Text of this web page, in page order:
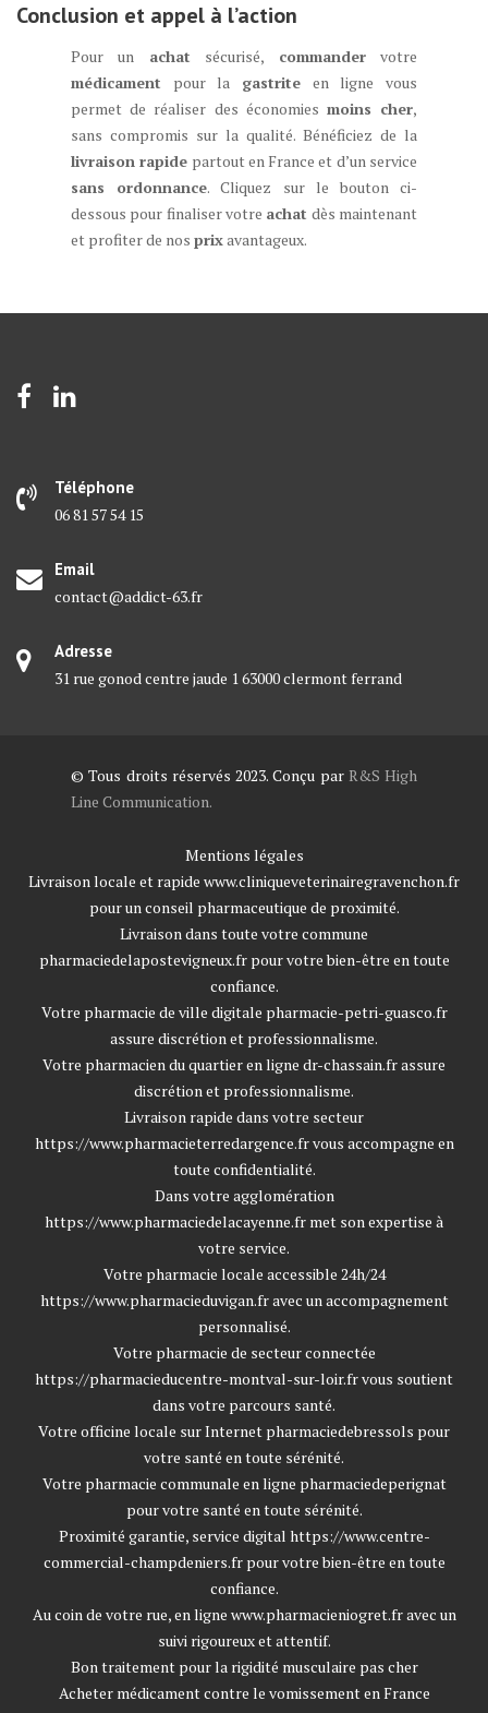
Conclusion et appel à l’action
Pour un achat sécurisé, commandervotre
médicament pour la gastrite en ligne vous
permet de réaliser des économies moins cher,
sans compromis sur la qualité. Bénéficiez de la
livraison rapide partout en France et d’un service
sans ordonnance. Cliquez sur le bouton ci-
dessous pour finaliser votre achat dès maintenant
et profiter de nos prixavantageux.
Téléphone
06 81 57 54 15
Email
contact@addict-63.fr
Adresse
31 rue gonod centre jaude 1 63000 clermont ferrand
© Tous droits réservés 2023. Conçu par R&S High
Line Communication.
Mentions légales
Livraison locale et rapide www.cliniqueveterinairegravenchon.fr
pour un conseil pharmaceutique de proximité.
Livraison dans toute votre commune
pharmaciedelapostevigneux.frpour votre bien-être en toute
confiance.
Votre pharmacie de ville digitale pharmacie-petri-guasco.fr
assure discrétion et professionnalisme.
Votre pharmacien du quartier en ligne dr-chassain.frassure
discrétion et professionnalisme.
Livraison rapide dans votre secteur
https://www.pharmacieterredargence.frvous accompagne en
toute confidentialité.
Dans votre agglomération
https://www.pharmaciedelacayenne.fr met son expertise à
votre service.
Votre pharmacie locale accessible 24h/24
https://www.pharmacieduvigan.fravec un accompagnement
personnalisé.
Votre pharmacie de secteur connectée
https://pharmacieducentre-montval-sur-loir.frvous soutient
dans votre parcours santé.
Votre officine locale sur Internet pharmaciedebressols pour
votre santé en toute sérénité.
Votre pharmacie communale en ligne pharmaciedeperignat
pour votre santé en toute sérénité.
Proximité garantie, service digital https://www.centre-
commercial-champdeniers.frpour votre bien-être en toute
confiance.
Au coin de votre rue, en ligne www.pharmacieniogret.fravec un
suivi rigoureux et attentif.
Bon traitement pour la rigidité musculaire pas cher
Acheter médicament contre le vomissement en France